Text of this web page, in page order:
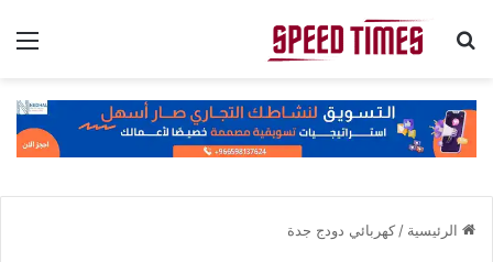
بحث عن
الرئيسية / كهربائي دودج جدة